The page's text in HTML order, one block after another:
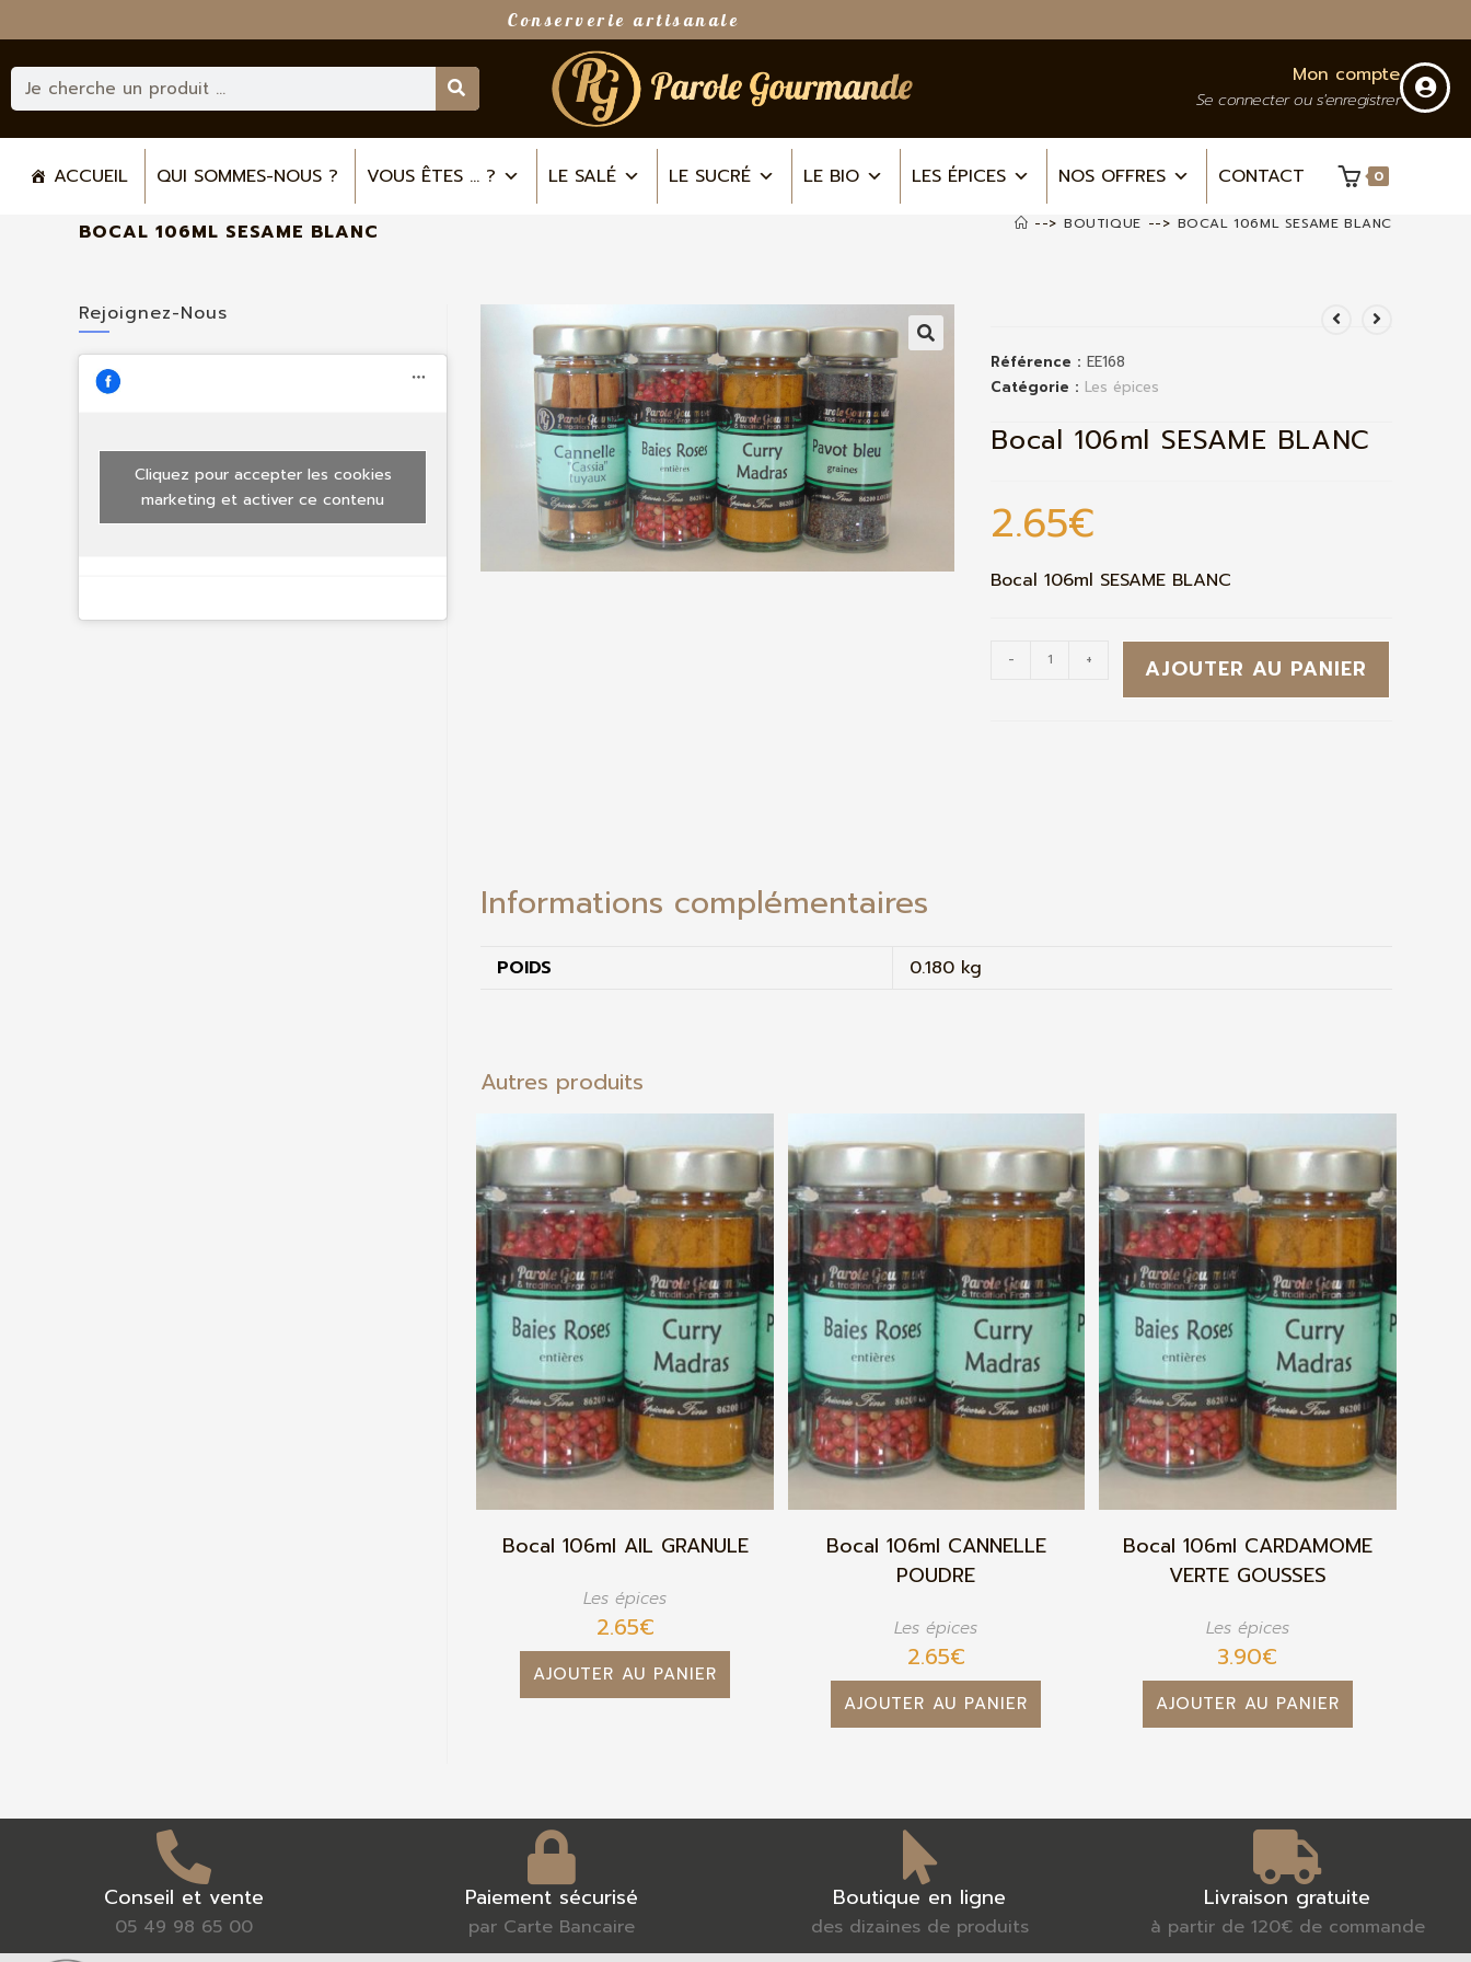
Conserverie artisanale
Mon compte
Se connecter ou s'enregistrer
ACCUEIL QUI SOMMES-NOUS ? VOUS ÊTES ... ? LE SALÉ LE SUCRÉ LE BIO LES ÉPICES NOS OFFRES CONTACT 0
BOCAL 106ML SESAME BLANC --> BOUTIQUE --> BOCAL 106ML SESAME BLANC
Référence :EE168
Catégorie : Les épices
Bocal 106ml SESAME BLANC
2.65€
Bocal 106ml SESAME BLANC
- + AJOUTER AU PANIER
Informations complémentaires
POIDS 0.180 kg
Autres produits
Bocal 106ml AIL GRANULE
Les épices
2.65€
AJOUTER AU PANIER
Bocal 106ml CANNELLE
POUDRE
Les épices
2.65€
AJOUTER AU PANIER
Bocal 106ml CARDAMOME
VERTE GOUSSES
Les épices
3.90€
AJOUTER AU PANIER
Rejoignez-Nous
Cliquez pour accepter les cookies
marketing et activer ce contenu
Conseil et vente
05 49 98 65 00
Paiement sécurisé
par Carte Bancaire
Boutique en ligne
des dizaines de produits
Livraison gratuite
à partir de 120€ de commande